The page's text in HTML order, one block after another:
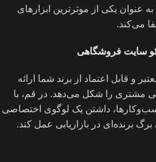
عنوان یکی از موثرترین ابزارهای
می‌کند.
سایت فروشگاهی
و قابل اعتماد از برند شما ارائه
مشتری را شکل می‌دهد. در قم، با
داشتن یک لوگوی اختصاصی
برنده‌ای در بازاریابی عمل کند.